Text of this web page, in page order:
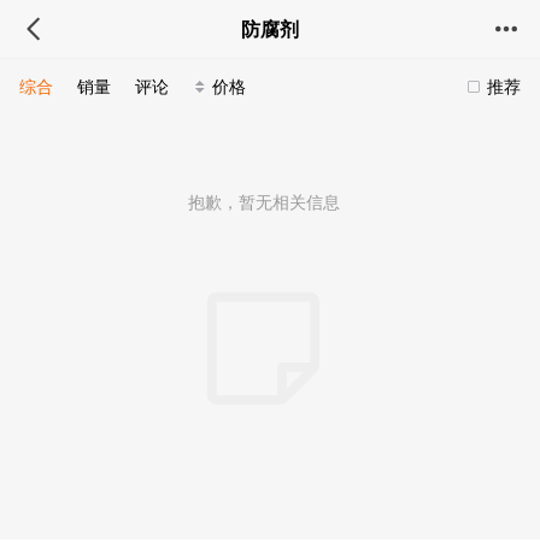
防腐剂
推荐
综合 销量 评论 价格
抱歉，暂无相关信息